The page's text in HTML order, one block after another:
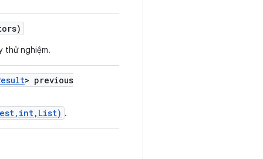
thử nghiệm.
> previous
.